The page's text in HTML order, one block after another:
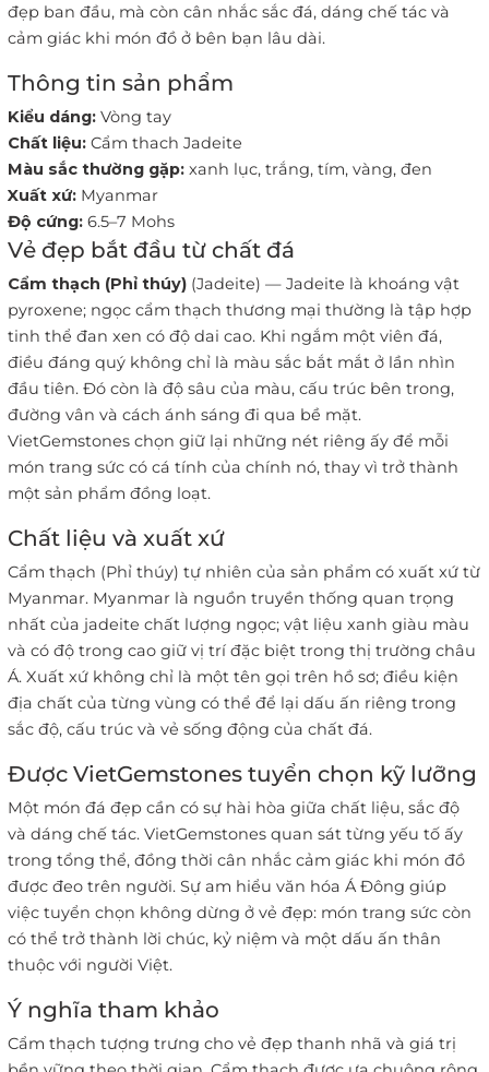
đẹp ban đầu, mà còn cân nhắc sắc đá, dáng chế tác và
cảm giác khi món đồ ở bên bạn lâu dài.
Thông tin sản phẩm
Kiểu dáng: Vòng tay
Chất liệu: Cẩm thach Jadeite
Màu sắc thường gặp: xanh lục, trắng, tím, vàng, đen
Xuất xứ: Myanmar
Độ cứng: 6.5–7 Mohs
Vẻ đẹp bắt đầu từ chất đá
Cẩm thạch (Phỉ thúy) (Jadeite) — Jadeite là khoáng vật
pyroxene; ngọc cẩm thạch thương mại thường là tập hợp
tinh thể đan xen có độ dai cao. Khi ngắm một viên đá,
điều đáng quý không chỉ là màu sắc bắt mắt ở lần nhìn
đầu tiên. Đó còn là độ sâu của màu, cấu trúc bên trong,
đường vân và cách ánh sáng đi qua bề mặt.
VietGemstones chọn giữ lại những nét riêng ấy để mỗi
món trang sức có cá tính của chính nó, thay vì trở thành
một sản phẩm đồng loạt.
Chất liệu và xuất xứ
Cẩm thạch (Phỉ thúy) tự nhiên của sản phẩm có xuất xứ từ
Myanmar. Myanmar là nguồn truyền thống quan trọng
nhất của jadeite chất lượng ngọc; vật liệu xanh giàu màu
và có độ trong cao giữ vị trí đặc biệt trong thị trường châu
Á. Xuất xứ không chỉ là một tên gọi trên hồ sơ; điều kiện
địa chất của từng vùng có thể để lại dấu ấn riêng trong
sắc độ, cấu trúc và vẻ sống động của chất đá.
Được VietGemstones tuyển chọn kỹ lưỡng
Một món đá đẹp cần có sự hài hòa giữa chất liệu, sắc độ
và dáng chế tác. VietGemstones quan sát từng yếu tố ấy
trong tổng thể, đồng thời cân nhắc cảm giác khi món đồ
được đeo trên người. Sự am hiểu văn hóa Á Đông giúp
việc tuyển chọn không dừng ở vẻ đẹp: món trang sức còn
có thể trở thành lời chúc, kỷ niệm và một dấu ấn thân
thuộc với người Việt.
Ý nghĩa tham khảo
Cẩm thạch tượng trưng cho vẻ đẹp thanh nhã và giá trị